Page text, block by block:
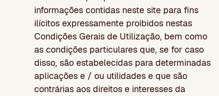
informações contidas neste site para fins
ilícitos expressamente proibidos nestas
Condições Gerais de Utilização, bem como
as condições particulares que, se for caso
disso, são estabelecidas para determinadas
aplicações e / ou utilidades e que são
contrárias aos direitos e interesses da